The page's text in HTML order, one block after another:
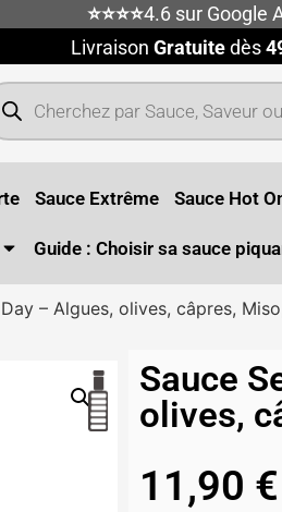
⭐⭐⭐⭐4.6 sur Google
Livraison Gratuitedès
Sauce Extrême Sauce Hot
Guide : Choisir sa sauce
– Algues, olives, câpres,
Sauce
olives,
11,90 €